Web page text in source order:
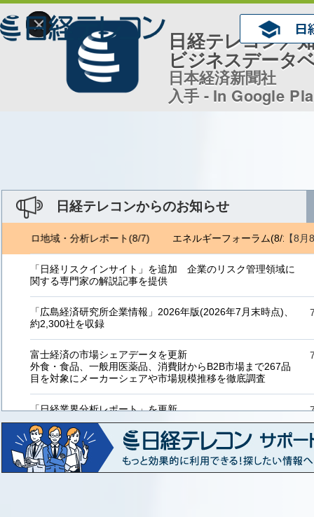
×
日経テレコン／
ビジネスデータ
日本経済新聞社
入手 - In Google
日経テレコンからのお知らせ
【8月
トロ地域・分析レポート(8/7) エネルギーフォーラム(8/1) ジ
「日経リスクインサイト」を追加 企業のリスク管理領域に
関する専門家の解説記事を提供
「広島経済研究所企業情報」2026年版(2026年7月末時点)、
約2,300社を収録
富士経済の市場シェアデータを更新
外食・食品、一般用医薬品、消費財からB2B市場まで267品
目を対象にメーカーシェアや市場規模推移を徹底調査
「日経業界分析レポート」を更新
「工業用プラスチック製品」「システムインテグレーター」
など20業界の内容を刷新
「東洋経済海外進出企業情報」の2026年版、約3万6千社を
収録